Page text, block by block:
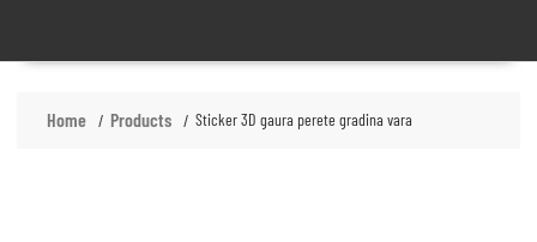
Home Products Sticker 3D gaura perete gradina vara